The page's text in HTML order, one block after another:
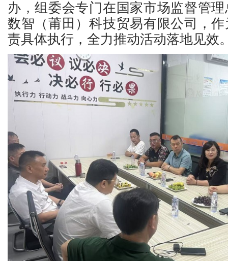
办，组委会专门在国家市场监督管
数智（莆田）科技贸易有限公司，
责具体执行，全力推动活动落地见效